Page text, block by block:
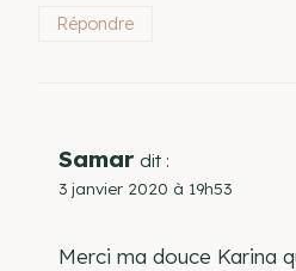
Répondre
Samar dit :
3 janvier 2020 à 19h53
Merci ma douce Karina